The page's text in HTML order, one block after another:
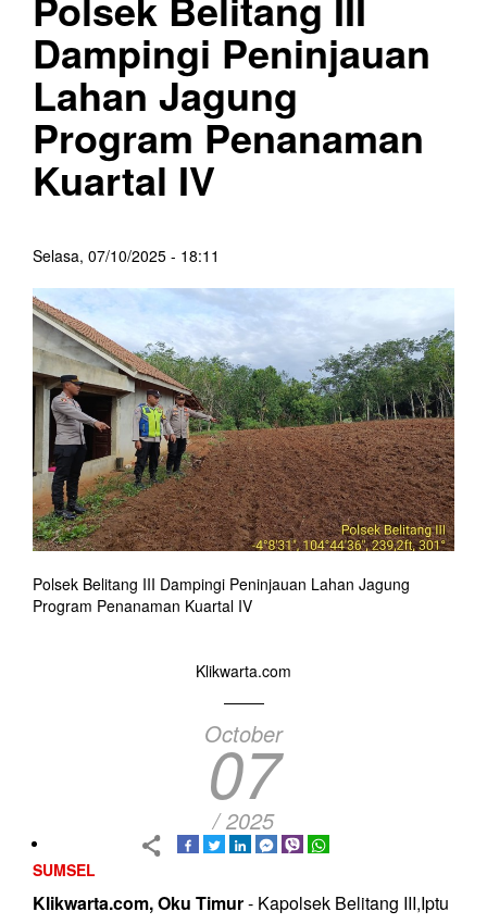
Dampingi Peninjauan
Lahan Jagung
Program Penanaman
Kuartal IV
Selasa, 07/10/2025 - 18:11
Polsek Belitang III Dampingi Peninjauan Lahan Jagung
Program Penanaman Kuartal IV
Klikwarta.com
October
07
/ 2025
SUMSEL
Klikwarta.com, Oku Timur- Kapolsek Belitang III,Iptu